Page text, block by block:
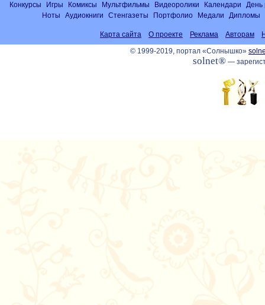
Конкурсы Игры Комиксы Мультфильмы Видеоролики Календари
День
Ноты
Аудиокниги Стенгазеты Портфолио Медали Дипломы
Карта сайта О проекте Реклама Авторам
© 1999-2019, портал «Солнышко»
solnet®—